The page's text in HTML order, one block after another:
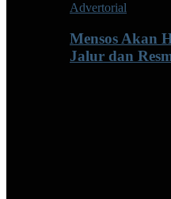
Advertorial
Mensos Akan
Jalur dan